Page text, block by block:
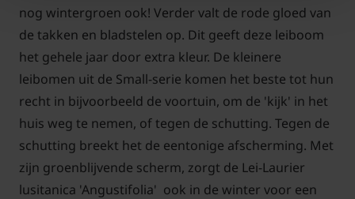
nog wintergroen ook! Verder valt de rode gloed van
de takken en bladstelen op. Dit geeft deze leiboom
het gehele jaar door extra kleur. De kleinere
leibomen uit de Small-serie komen het beste tot hun
recht in bijvoorbeeld de voortuin, om de 'kijk' in het
huis weg te nemen, of tegen de schutting. Tegen de
schutting breekt het de eentonige afscherming. Met
zijn groenblijvende scherm, zorgt de Lei-Laurier
lusitanica 'Angustifolia' ook in de winter voor een